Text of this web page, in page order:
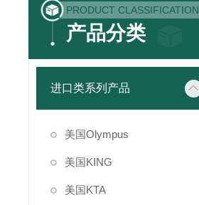
PRODUCT CLASSIFICATION
产品分类
进口类系列产品
美国Olympus
美国KING
美国KTA